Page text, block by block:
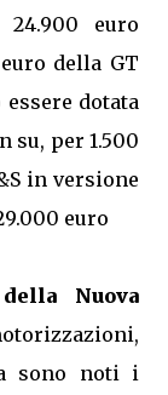
euro
della GT
dotata
su, per 1.500
in versione
euro
Nuova
sono noti i